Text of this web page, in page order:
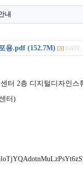
내
용.pdf (152.7M) [3] DATE
터 2층 디지털디자인스
터 )